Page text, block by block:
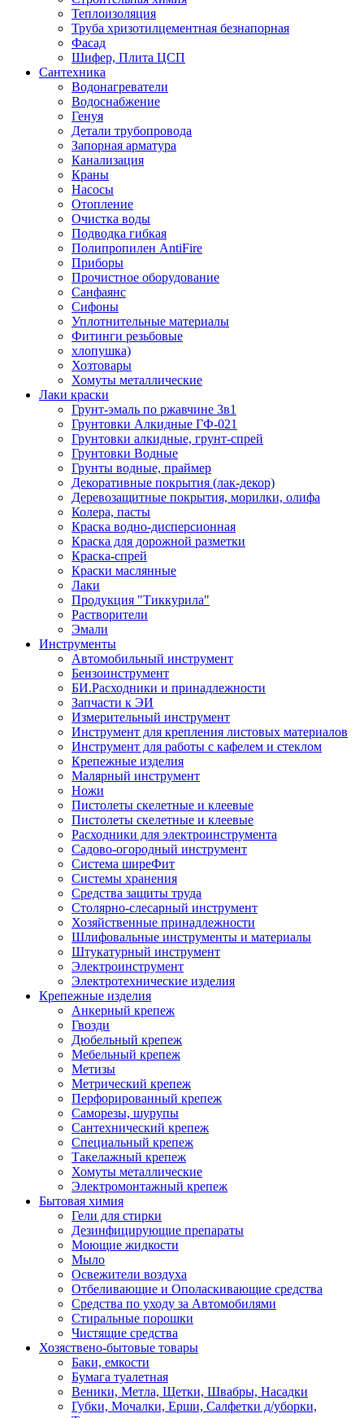
Теплоизоляция
Труба хризотилцементная безнапорная
Фасад
Шифер, Плита ЦСП
Сантехника
Водонагреватели
Водоснабжение
Генуя
Детали трубопровода
Запорная арматура
Канализация
Краны
Насосы
Отопление
Очистка воды
Подводка гибкая
Полипропилен AntiFire
Приборы
Прочистное оборудование
Санфаянс
Сифоны
Уплотнительные материалы
Фитинги резьбовые
хлопушка)
Хозтовары
Хомуты металлические
Лаки краски
Грунт-эмаль по ржавчине 3в1
Грунтовки Алкидные ГФ-021
Грунтовки алкидные, грунт-спрей
Грунтовки Водные
Грунты водные, праймер
Декоративные покрытия (лак-декор)
Деревозащитные покрытия, морилки, олифа
Колера, пасты
Краска водно-дисперсионная
Краска для дорожной разметки
Краска-спрей
Краски маслянные
Лаки
Продукция "Тиккурила"
Растворители
Эмали
Инструменты
Автомобильный инструмент
Бензоинструмент
БИ.Расходники и принадлежности
Запчасти к ЭИ
Измерительный инструмент
Инструмент для крепления листовых материалов
Инструмент для работы с кафелем и стеклом
Крепежные изделия
Малярный инструмент
Ножи
Пистолеты скелетные и клеевые
Пистолеты скелетные и клеевые
Расходники для электроинструмента
Садово-огородный инструмент
Система ширеФит
Системы хранения
Средства защиты труда
Столярно-слесарный инструмент
Хозяйственные принадлежности
Шлифовальные инструменты и материалы
Штукатурный инструмент
Электроинструмент
Электротехнические изделия
Крепежные изделия
Анкерный крепеж
Гвозди
Дюбельный крепеж
Мебельный крепеж
Метизы
Метрический крепеж
Перфорированный крепеж
Саморезы, шурупы
Сантехнический крепеж
Специальный крепеж
Такелажный крепеж
Хомуты металлические
Электромонтажный крепеж
Бытовая химия
Гели для стирки
Дезинфицирующие препараты
Моющие жидкости
Мыло
Освежители воздуха
Отбеливающие и Ополаскивающие средства
Средства по уходу за Автомобилями
Стиральные порошки
Чистящие средства
Хозяствено-бытовые товары
Баки, емкости
Бумага туалетная
Веники, Метла, Щетки, Швабры, Насадки
Губки, Мочалки, Ерши, Салфетки д/уборки,